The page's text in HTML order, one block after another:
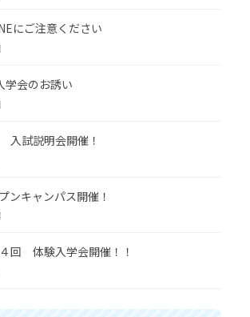
にご注意ください
学会のお誘い
入試説明会開催！
ンキャンパス開催！
回 体験入学会開催！！